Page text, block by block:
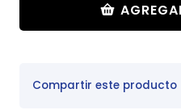
Compartir este producto